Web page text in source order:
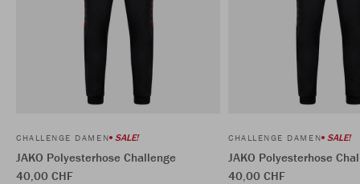
CHALLENGE DAMEN SALE!
JAKO Polyesterhose Challenge
40,00 CHF
CHALLENGE DAMEN SALE!
JAKO Polyesterhose
40,00 CHF